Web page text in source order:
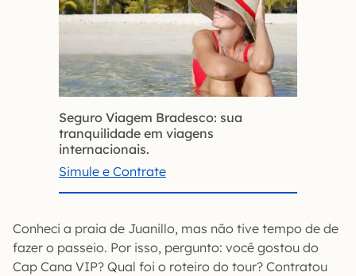
Seguro Viagem Bradesco: sua
tranquilidade em viagens
internacionais.
Simule e Contrate
Conheci a praia de Juanillo, mas não tive tempo de de
fazer o passeio. Por isso, pergunto: você gostou do
Cap Cana VIP? Qual foi o roteiro do tour? Contratou